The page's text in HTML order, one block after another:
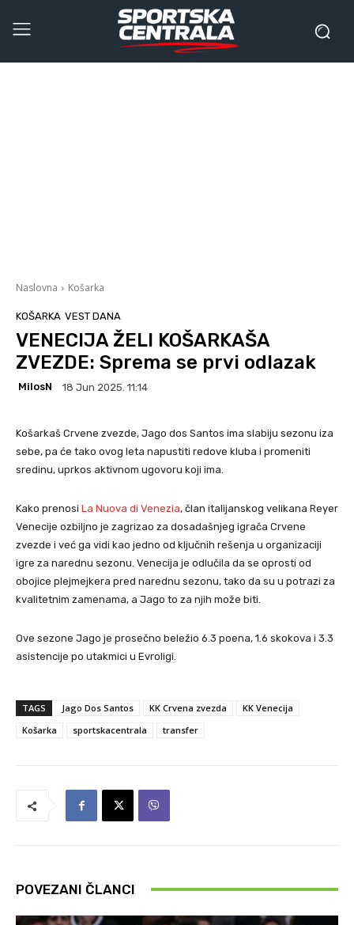
Naslovna Košarka
KOŠARKA VEST DANA
VENECIJA ŽELI KOŠARKAŠA
ZVEZDE: Sprema se prvi odlazak
MilosN 18 Jun 2025. 11:14
Košarkaš Crvene zvezde, Jago dos Santos ima slabiju sezonu iza
sebe, pa će tako ovog leta napustiti redove kluba i promeniti
sredinu, uprkos aktivnom ugovoru koji ima.
Kako prenosi La Nuova di Venezia, član italijanskog velikana Reyer
Venecije ozbiljno je zagrizao za dosadašnjeg igrača Crvene
zvezde i već ga vidi kao jedno od ključnih rešenja u organizaciji
igre za narednu sezonu. Venecija je odlučila da se oprosti od
obojice plejmejkera pred narednu sezonu, tako da su u potrazi za
kvalitetnim zamenama, a Jago to za njih može biti.
Ove sezone Jago je prosečno beležio 6.3 poena, 1.6 skokova i 3.3
asistencije po utakmici u Evroligi.
TAGS Jago Dos Santos KK Crvena zvezda
KK Venecija
Košarka
sportskacentrala transfer
POVEZANI ČLANCI